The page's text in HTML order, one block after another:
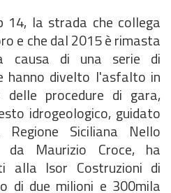
la strada che collega
e che dal 2015 è rimasta
causa di una serie di
hanno divelto l'asfalto in
procedure di gara,
idrogeologico, guidato
Siciliana Nello
Maurizio Croce, ha
alla Isor Costruzioni di
di due milioni e 300mila